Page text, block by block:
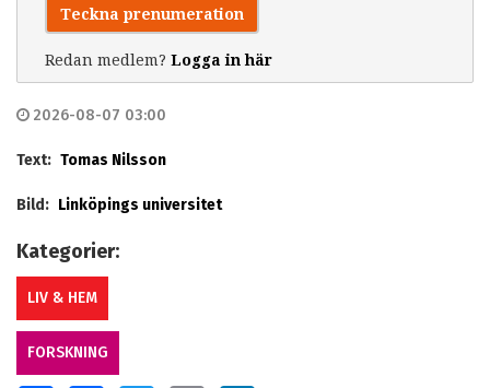
Teckna prenumeration
Redan medlem? Logga in här
2026-08-07 03:00
Text: Tomas Nilsson
Bild: Linköpings universitet
Kategorier:
LIV & HEM
FORSKNING